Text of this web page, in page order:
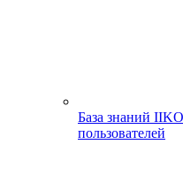
База знаний IIKO
пользователей